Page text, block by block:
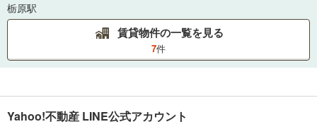
栃原駅
賃貸物件の一覧を見る
7件
Yahoo!不動産 LINE公式アカウント